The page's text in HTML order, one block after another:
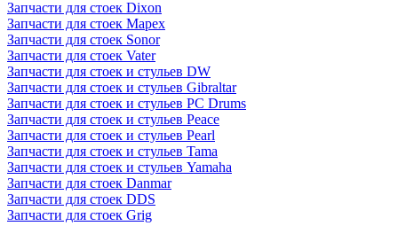
Запчасти для стоек Dixon
Запчасти для стоек Mapex
Запчасти для стоек Sonor
Запчасти для стоек Vater
Запчасти для стоек и стульев DW
Запчасти для стоек и стульев Gibraltar
Запчасти для стоек и стульев PC Drums
Запчасти для стоек и стульев Peace
Запчасти для стоек и стульев Pearl
Запчасти для стоек и стульев Tama
Запчасти для стоек и стульев Yamaha
Запчасти для стоек Danmar
Запчасти для стоек DDS
Запчасти для стоек Grig